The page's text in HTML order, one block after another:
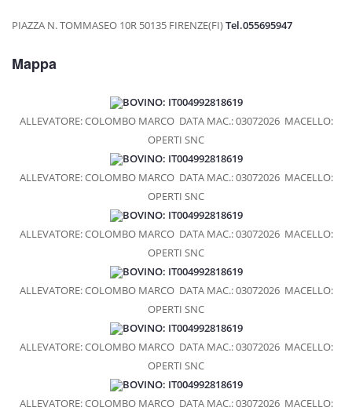
MACELLI
GRANDE DISTRIBUZIONE
MANZO AFFUMICATO
BRESAOLA
CARPACCIO DI BRESAOLA
WURSTEL DI FASSONE
PIAZZA N. TOMMASEO 10R 50135 FIRENZE(FI)Tel.055695947
Mappa
BOVINO: IT004992818619
ALLEVATORE: COLOMBO MARCODATA MAC.: 03072026MACELLO:
OPERTI SNC
BOVINO: IT004992818619
ALLEVATORE: COLOMBO MARCODATA MAC.: 03072026MACELLO:
OPERTI SNC
BOVINO: IT004992818619
ALLEVATORE: COLOMBO MARCODATA MAC.: 03072026MACELLO:
OPERTI SNC
BOVINO: IT004992818619
ALLEVATORE: COLOMBO MARCODATA MAC.: 03072026MACELLO:
OPERTI SNC
BOVINO: IT004992818619
ALLEVATORE: COLOMBO MARCODATA MAC.: 03072026MACELLO:
OPERTI SNC
BOVINO: IT004992818619
ALLEVATORE: COLOMBO MARCODATA MAC.: 03072026MACELLO: